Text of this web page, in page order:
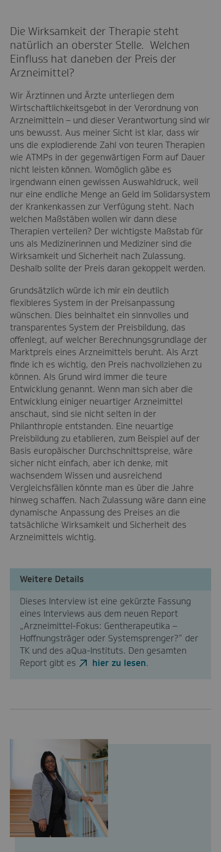
Die Wirksamkeit der Therapie steht
natürlich an oberster Stelle. Welchen
Einfluss hat daneben der Preis der
Arzneimittel?
Wir Ärztinnen und Ärzte unterliegen dem
Wirtschaftlichkeitsgebot in der Verordnung von
Arzneimitteln – und dieser Verantwortung sind wir
uns bewusst. Aus meiner Sicht ist klar, dass wir
uns die explodierende Zahl von teuren Therapien
wie ATMPs in der gegenwärtigen Form auf Dauer
nicht leisten können. Womöglich gäbe es
irgendwann einen gewissen Auswahldruck, weil
nur eine endliche Menge an Geld im Solidarsystem
der Krankenkassen zur Verfügung steht. Nach
welchen Maßstäben wollen wir dann diese
Therapien verteilen? Der wichtigste Maßstab für
uns als Medizinerinnen und Mediziner sind die
Wirksamkeit und Sicherheit nach Zulassung.
Deshalb sollte der Preis daran gekoppelt werden.
Grundsätzlich würde ich mir ein deutlich
flexibleres System in der Preisanpassung
wünschen. Dies beinhaltet ein sinnvolles und
transparentes System der Preisbildung, das
offenlegt, auf welcher Berechnungsgrundlage der
Marktpreis eines Arzneimittels beruht. Als Arzt
finde ich es wichtig, den Preis nachvollziehen zu
können. Als Grund wird immer die teure
Entwicklung genannt. Wenn man sich aber die
Entwicklung einiger neuartiger Arzneimittel
anschaut, sind sie nicht selten in der
Philanthropie entstanden. Eine neuartige
Preisbildung zu etablieren, zum Beispiel auf der
Basis europäischer Durchschnittspreise, wäre
sicher nicht einfach, aber ich denke, mit
wachsendem Wissen und ausreichend
Vergleichsfällen könnte man es über die Jahre
hinweg schaffen. Nach Zulassung wäre dann eine
dynamische Anpassung des Preises an die
tatsächliche Wirksamkeit und Sicherheit des
Arzneimittels wichtig.
Weitere Details
Dieses Interview ist eine gekürzte Fassung
eines Interviews aus dem neuen Report
„Arzneimittel-Fokus: Gentherapeutika –
Hoffnungsträger oder Systemsprenger?“ der
TK und des aQua-Instituts. Den gesamten
Report gibt es
hier zu lesen.